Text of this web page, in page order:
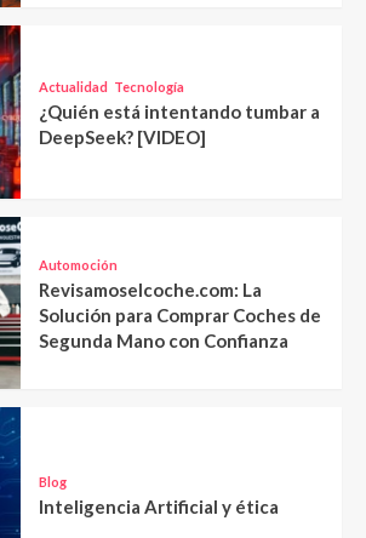
Actualidad Tecnología
¿Quién está intentando tumbar a
DeepSeek? [VIDEO]
Automoción
Revisamoselcoche.com: La
Solución para Comprar Coches de
Segunda Mano con Confianza
Blog
Inteligencia Artificial y ética